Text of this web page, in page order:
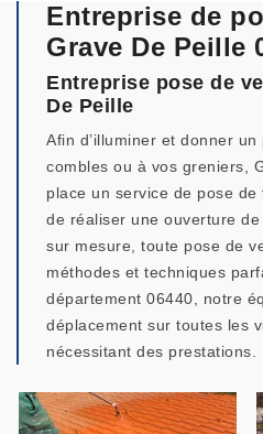
Entreprise de
Grave De Peille
Entreprise pose de
De Peille
Afin d’illuminer et donner
combles ou à vos greniers,
place un service de pose de
de réaliser une ouverture
sur mesure, toute pose de
méthodes et techniques
département 06440, notre
déplacement sur toutes les
nécessitant des prestations.